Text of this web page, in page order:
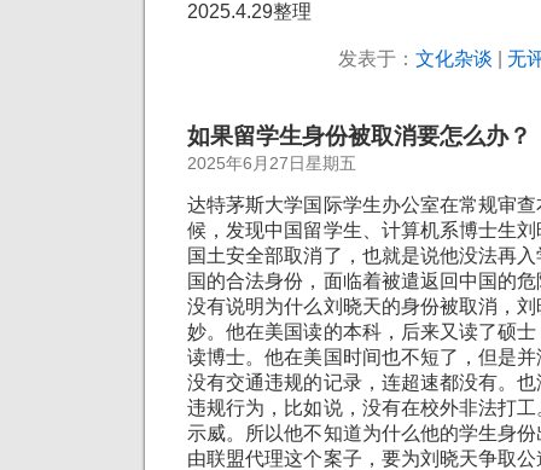
2025.4.29整理
发表于： 文化杂谈 无
如果留学生身份被取消要怎么办？
2025年6月27日星期五
达特茅斯大学国际学生办公室在常规审
候，发现中国留学生、计算机系博士生
国土安全部取消了，也就是说他没法再
国的合法身份，面临着被遣返回中国的
没有说明为什么刘晓天的身份被取消，
妙。他在美国读的本科，后来又读了硕
读博士。他在美国时间也不短了，但是
没有交通违规的记录，连超速都没有。
违规行为，比如说，没有在校外非法打
示威。所以他不知道为什么他的学生身
由联盟代理这个案子，要为刘晓天争取